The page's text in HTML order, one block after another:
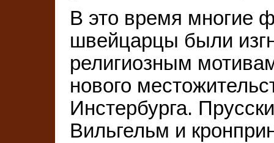
В это время многие
швейцарцы были
религиозным
нового
Инстербурга.
Вильгельм и